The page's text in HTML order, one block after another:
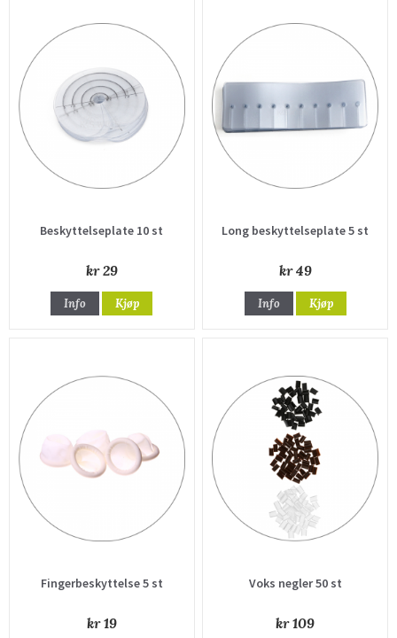
Beskyttelseplate 10 st
kr 29
Info Kjøp
Long beskyttelseplate 5 st
kr 49
Info Kjøp
Fingerbeskyttelse 5 st
kr 19
Voks negler 50 st
kr 109